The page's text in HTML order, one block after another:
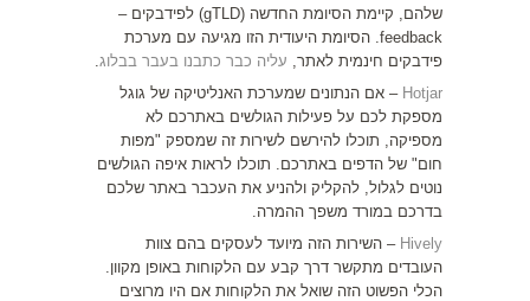
שלהם, קיימת הסיומת החדשה (gTLD) לפידבקים –
feedback. הסיומת היעודית הזו מגיעה עם מערכת
פידבקים חינמית לאתר, עליה כבר כתבנו בעבר בבלוג
Hotjar – אם הנתונים שמערכת האנליטיקה של גוגל
מספקת לכם על פעילות הגולשים באתרכם לא
מספיקה, תוכלו להירשם לשירות זה שמספק "מפות
חום" של הדפים באתרכם. תוכלו לראות איפה הגולשים
נוטים לגלול, להקליק ולהניע את העכבר באתר שלכם
בדרכם במורד משפך ההמרה.
Hively – השירות הזה מיועד לעסקים בהם צוות
העובדים מתקשר דרך קבע עם הלקוחות באופן מקוון.
הכלי הפשוט הזה שואל את הלקוחות אם היו מרוצים